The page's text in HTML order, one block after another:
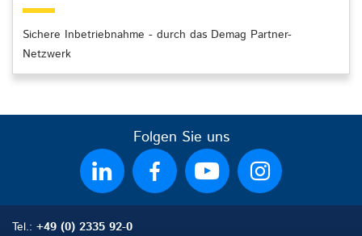
Sichere Inbetriebnahme - durch das Demag Partner-
Netzwerk
Folgen Sie uns
Tel.: +49 (0) 2335 92-0